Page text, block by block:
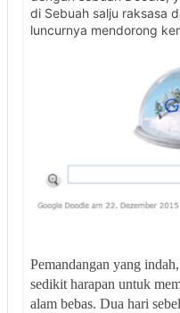
di Sebuah salju raksasa
luncurnya mendorong
Pemandangan yang
sedikit harapan untuk
alam bebas. Dua hari